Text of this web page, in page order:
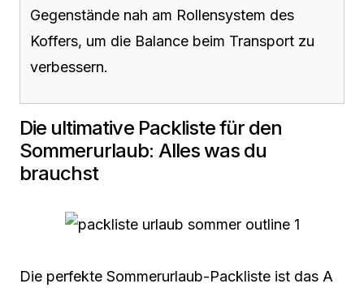
Gegenstände nah am Rollensystem des
Koffers, um die Balance beim Transport zu
verbessern.
Die ultimative Packliste für den
Sommerurlaub: Alles was du
brauchst
Die perfekte Sommerurlaub-Packliste ist das A